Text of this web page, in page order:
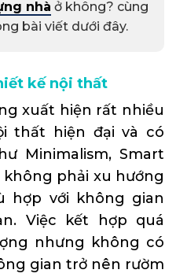
nhà ở không? cùng
bài viết dưới đây.
kế nội thất
xuất hiện rất nhiều
thất hiện đại và có
Minimalism, Smart
phải xu hướng
hợp với không gian
Việc kết hợp quá
nhưng không có
gian trở nên rườm